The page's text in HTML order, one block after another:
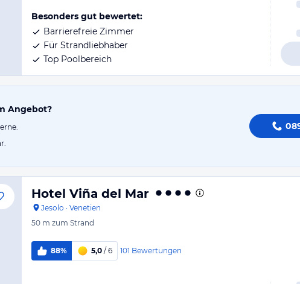
Besonders gut bewertet:
Barrierefreie Zimmer
Für Strandliebhaber
Top Poolbereich
Angebot?
Hotel Viña del Mar
Jesolo · Venetien
50 m zum Strand
88% 5,0 / 6 101 Bewertungen